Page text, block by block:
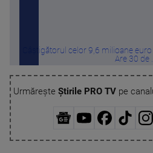
Câștigătorul celor 9,6 milioane
Are 30 de
Urmărește Știrile PRO TVpe